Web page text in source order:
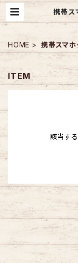
携帯ス
HOME 携帯スマホ
ITEM
該当す